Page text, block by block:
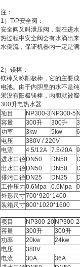
注：
1）T/P安全阀：
安全阀又叫泄压阀，装在进
热过程中安全阀会有水滴出
水倒流，保证机器内一定是
2）镁棒：
镁棒又称阳极棒，它的主要
电池。由于内胆里的水不是
果没有阳极镁棒，内胆就被
300升电热水器
项目
NP300-3 NP300-5
容量
300升 300升
功率
3kw 5kw
电压
380V / 220V
电流
4.5/12A 7.5/20A
进水口径 DN50 DN50
出水口径 DN50 DN50
排污口径 DN25 DN25
工作压力0.6Mpa 0.6Mpa
外形尺寸700*920*1400
装箱尺寸800*1020*1600
项目 NP300-20 NP300-
容量
300升
300升
功率
20kw
24kw
电压
380V
电流
30A
36A